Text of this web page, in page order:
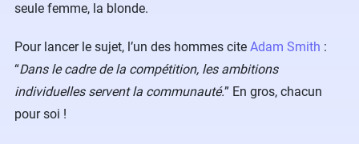
seule femme, la blonde.
Pour lancer le sujet, l’un des hommes cite Adam Smith :
“Dans le cadre de la compétition, les ambitions
individuelles servent la communauté.” En gros, chacun
pour soi !